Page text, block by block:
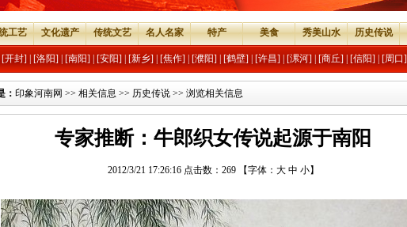
工艺 文化遗产 传统文艺 名人名家 特产 美食 秀美山水 历史传说
[开封] [洛阳] [南阳] [安阳] [新乡] [焦作] [濮阳] [鹤壁] [许昌] [漯河] [商丘] [信阳] [周口]
： 印象河南网 >> 相关信息 >> 历史传说 >> 浏览相关信息
专家推断：牛郎织女传说起源于南阳
2012/3/21 17:26:16 点击数： 269 【字体： 大 中 小】